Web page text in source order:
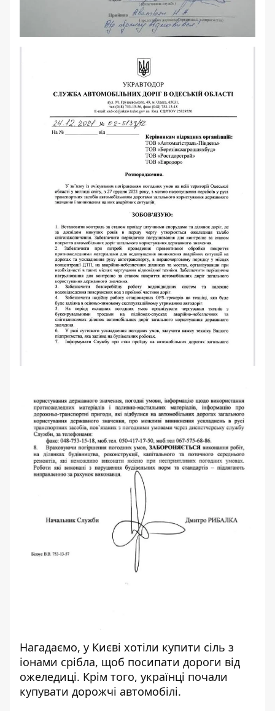
Нагадаємо, у Києві хотіли купити сіль з
іонами срібла, щоб посипати дороги від
ожеледиці. Крім того, українці почали
купувати дорожчі автомобілі.